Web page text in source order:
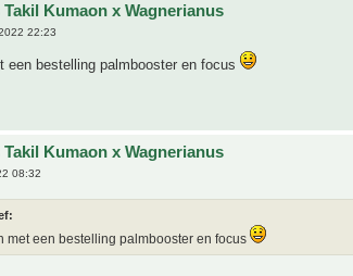
Kumaon x Wagnerianus
22:23
een bestelling palmbooster en focus
Kumaon x Wagnerianus
08:32
met een bestelling palmbooster en focus